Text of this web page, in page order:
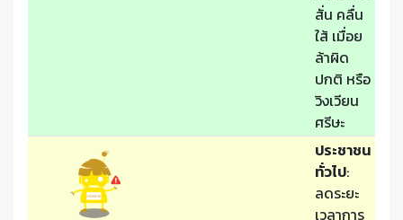
สั่น คลื่น
ใส้ เมื่อย
ล้าผิด
ปกติ หรือ
วิงเวียน
ศรีษะ
ประชาชน
ทั่วไป:
ลดระยะ
เวลาการ